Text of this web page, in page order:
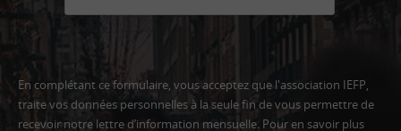
En complétant ce formulaire, vous acceptez que l'association IEFP,
traite vos données personnelles à la seule fin de vous permettre de
recevoir notre lettre d’information mensuelle. Pour en savoir plus